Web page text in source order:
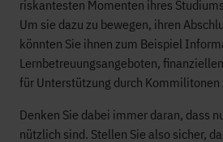
riskantesten Momenten ihres
Um sie dazu zu bewegen, ihren
könnten Sie ihnen zum Beispiel
Lernbetreuungsangeboten,
für Unterstützung durch
Denken Sie dabei immer daran, dass
nützlich sind. Stellen Sie also sicher,